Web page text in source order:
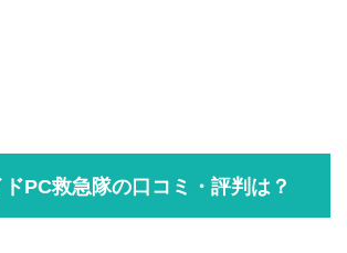
PC救急隊の口コミ・評判は？